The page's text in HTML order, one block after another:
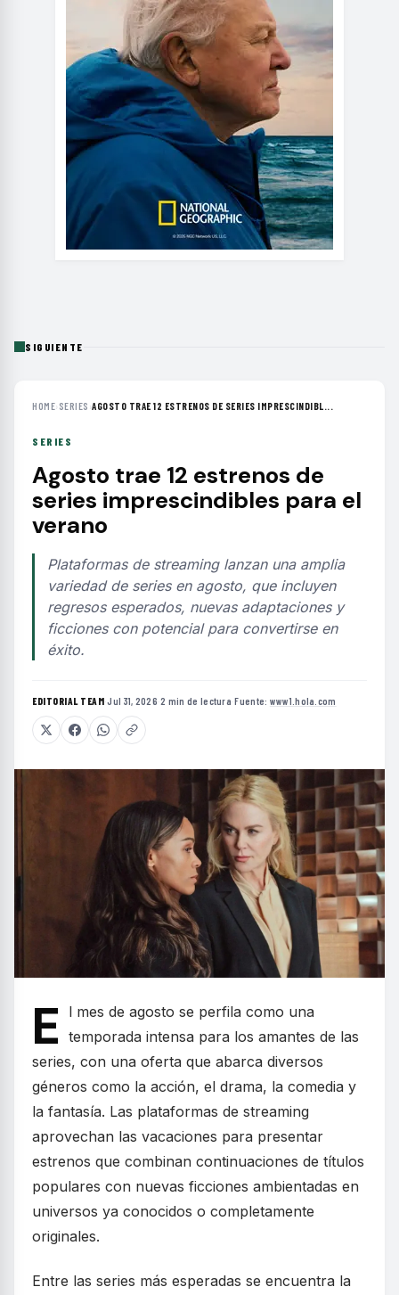
SIGUIENTE
HOME› SERIES ›AGOSTO TRAE 12 ESTRENOS DE SERIES IMPRESCINDIBL...
SERIES
Agosto trae 12 estrenos de
series imprescindibles para el
verano
Plataformas de streaming lanzan una amplia
variedad de series en agosto, que incluyen
regresos esperados, nuevas adaptaciones y
ficciones con potencial para convertirse en
éxito.
EDITORIAL TEAM·Jul 31, 2026·2 min de lectura·Fuente: www1.hola.com
E
l mes de agosto se perfila como una
temporada intensa para los amantes de las
series, con una oferta que abarca diversos
géneros como la acción, el drama, la comedia y
la fantasía. Las plataformas de streaming
aprovechan las vacaciones para presentar
estrenos que combinan continuaciones de títulos
populares con nuevas ficciones ambientadas en
universos ya conocidos o completamente
originales.
Entre las series más esperadas se encuentra la